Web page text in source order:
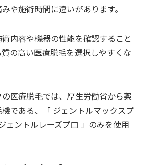
や施術時間に違いがあります。
内容や機器の性能を確認すること
の高い医療脱毛を選択しやすくな
医療脱毛では、厚生労働省から薬
である、「 ジェントルマックスプ
ェントルレーズプロ 」のみを使用